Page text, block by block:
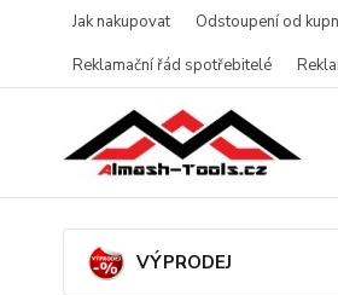
Jak nakupovat Odstoupení od
Reklamační řád spotřebitelé
VÝPRODEJ